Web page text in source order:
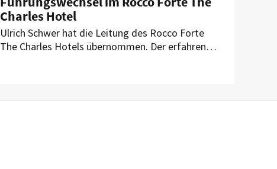
Charles Hotel
Ulrich Schwer hat die Leitung des Rocco Forte
The Charles Hotels übernommen. Der erfahrene